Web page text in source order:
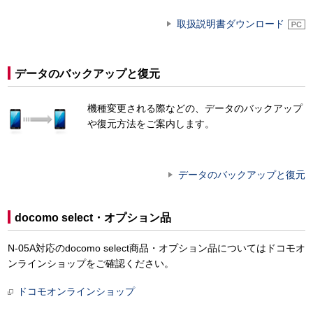
取扱説明書ダウンロード
データのバックアップと復元
機種変更される際などの、データのバックアップ
や復元方法をご案内します。
データのバックアップと復元
docomo select・オプション品
N-05A対応のdocomo select商品・オプション品についてはドコモオ
ンラインショップをご確認ください。
ドコモオンラインショップ